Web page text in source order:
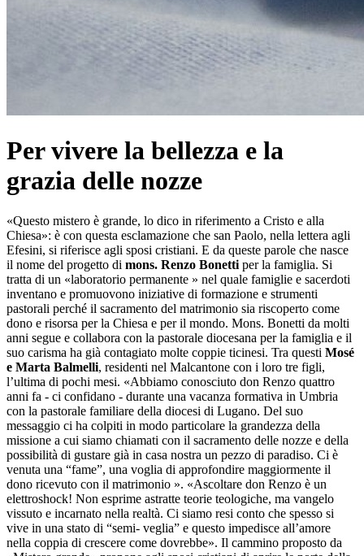
Per vivere la bellezza e la
grazia delle nozze
«Questo mistero è grande, lo dico in riferimento a Cristo e alla
Chiesa»: è con questa esclamazione che san Paolo, nella lettera agli
Efesini, si riferisce agli sposi cristiani. E da queste parole che nasce
il nome del progetto di mons. Renzo Bonetti per la famiglia. Si
tratta di un «laboratorio permanente » nel quale famiglie e sacerdoti
inventano e promuovono iniziative di formazione e strumenti
pastorali perché il sacramento del matrimonio sia riscoperto come
dono e risorsa per la Chiesa e per il mondo. Mons. Bonetti da molti
anni segue e collabora con la pastorale diocesana per la famiglia e il
suo carisma ha già contagiato molte coppie ticinesi. Tra questi Mosé
e Marta Balmelli, residenti nel Malcantone con i loro tre figli,
l’ultima di pochi mesi. «Abbiamo conosciuto don Renzo quattro
anni fa - ci confidano - durante una vacanza formativa in Umbria
con la pastorale familiare della diocesi di Lugano. Del suo
messaggio ci ha colpiti in modo particolare la grandezza della
missione a cui siamo chiamati con il sacramento delle nozze e della
possibilità di gustare già in casa nostra un pezzo di paradiso. Ci è
venuta una “fame”, una voglia di approfondire maggiormente il
dono ricevuto con il matrimonio ». «Ascoltare don Renzo è un
elettroshock! Non esprime astratte teorie teologiche, ma vangelo
vissuto e incarnato nella realtà. Ci siamo resi conto che spesso si
vive in una stato di “semi- veglia” e questo impedisce all’amore
nella coppia di crescere come dovrebbe». Il cammino proposto da